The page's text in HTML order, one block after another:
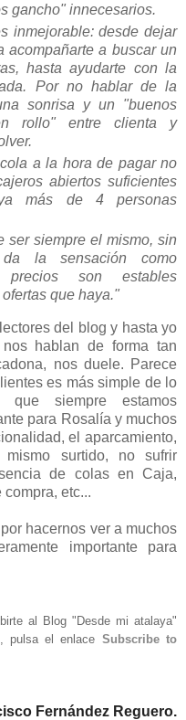
gancho" innecesarios.
inmejorable: desde dejar
acompañarte a buscar un
hasta ayudarte con la
Por no hablar de la
sonrisa y un "buenos
rollo" entre clienta y
a la hora de pagar no
abiertos suficientes
más de 4 personas
ser siempre el mismo, sin
la sensación como
son estables
que haya."
del blog y hasta yo
hablan de forma tan
nos duele. Parece
es más simple de lo
que siempre estamos
para Rosalía y muchos
el aparcamiento,
surtido, no sufrir
de colas en Caja,
etc...
hacernos ver a muchos
importante para
al Blog "Desde mi atalaya"
pulsa el enlace Subscribe to
Fernández Reguero.